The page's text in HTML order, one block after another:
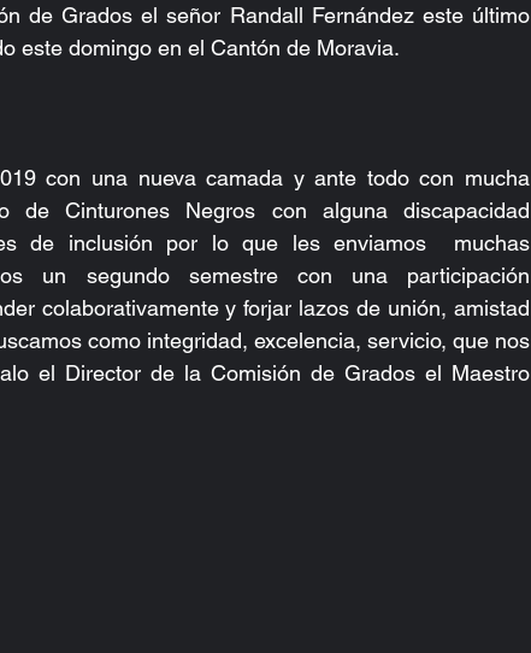
de Grados el señor Randall Fernández este último
este domingo en el Cantón de Moravia.
con una nueva camada y ante todo con mucha
Cinturones Negros con alguna discapacidad
de inclusión por lo que les enviamos  muchas
un segundo semestre con una participación
colaborativamente y forjar lazos de unión, amistad
como integridad, excelencia, servicio, que nos
el Director de la Comisión de Grados el Maestro